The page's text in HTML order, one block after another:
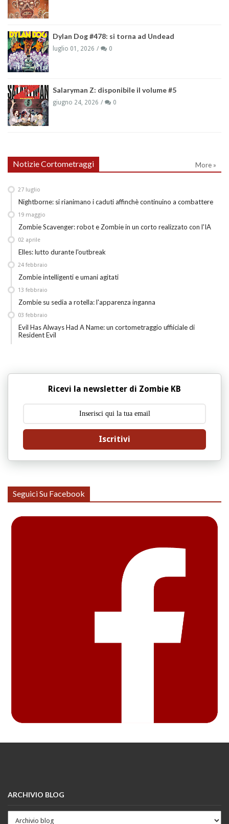
Dylan Dog #478: si torna ad Undead
luglio 01, 2026 0
Salaryman Z: disponibile il volume #5
giugno 24, 2026 0
Notizie Cortometraggi More »
Nightborne: si rianimano i caduti affinchè continuino a combattere
27 luglio
Zombie Scavenger: robot e Zombie in un corto realizzato con l'IA
19 maggio
Elles: lutto durante l'outbreak
02 aprile
Zombie intelligenti e umani agitati
24 febbraio
Zombie su sedia a rotella: l'apparenza inganna
13 febbraio
Evil Has Always Had A Name: un cortometraggio uffiiciale di
Resident Evil
03 febbraio
Ricevi la newsletter di Zombie KB
Iscritivi
Seguici Su Facebook
ARCHIVIO BLOG